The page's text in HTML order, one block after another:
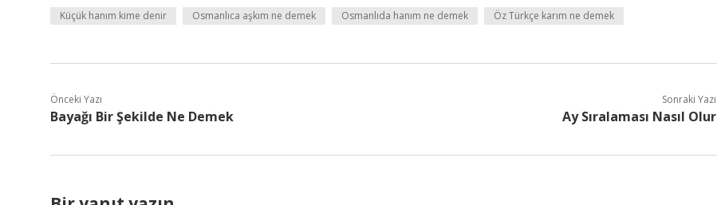
Küçük hanım kime denir Osmanlıca aşkım ne demek Osmanlıda hanım ne demek Öz Türkçe karım ne demek
Önceki Yazı
Bayağı Bir Şekilde Ne Demek
Sonraki Yazı
Ay Sıralaması Nasıl Olur